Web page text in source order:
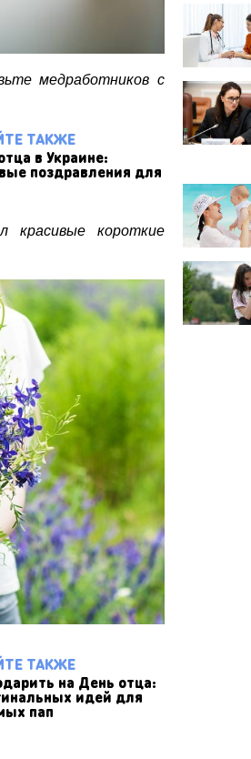
медработников с
ТАКЖЕ
в Украине:
поздравления для
красивые короткие
ТАКЖЕ
на День отца:
идей для
пап